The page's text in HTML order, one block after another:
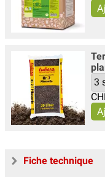
Fiche technique